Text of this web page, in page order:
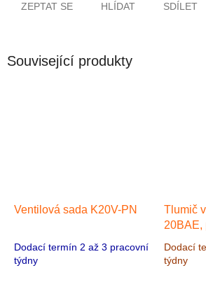
ZEPTAT SE HLÍDAT SDÍLET
Související produkty
Ventilová sada K20V-PN
Dodací termín 2 až 3 pracovní
týdny
Tlumič
20BAE,
25
Dodací
týdny